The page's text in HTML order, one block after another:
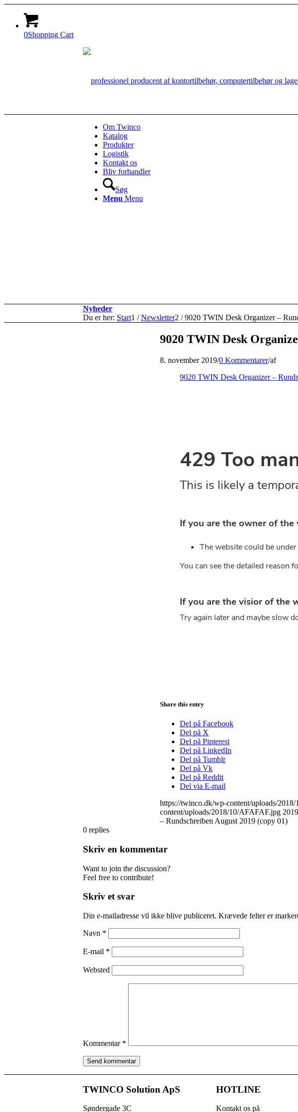
0Shopping Cart
Om Twinco
Katalog
Produkter
Logistik
Kontakt os
Bliv forhandler
Søg
Menu Menu
Nyheder
Du er her: Start1 / Newsletter2 / 9020 TWIN Desk Organizer –
9020 TWIN Desk
8. november 2019/0 Kommentarer/af
9020 TWIN Desk Organizer –
Share this entry
Del på Facebook
Del på X
Del på Pinterest
Del på LinkedIn
Del på Tumblr
Del på Vk
Del på Reddit
Del via E-mail
https://twinco.dk/wp-content/uploads/
content/uploads/2018/10/AFAFAF.jpg
– Rundschreiben August 2019 (copy 01)
0 replies
Skriv en kommentar
Want to join the discussion?
Feel free to contribute!
Skriv et svar
Din e-mailadresse vil ikke blive publiceret. Krævede felter er
Navn *
E-mail *
Websted
Kommentar *
TWINCO Solution ApS
Søndergade 3C
HOTLINE
Kontakt os på